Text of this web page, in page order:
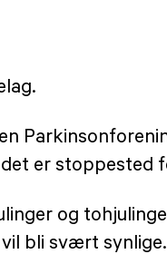
er stoppested
og
bli svært